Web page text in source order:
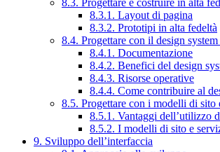
8.3.1. Layout di pagina
8.3.2. Prototipi in alta fedeltà
8.4. Progettare con il design
8.4.1. Documentazione
8.4.2. Benefici del design
8.4.3. Risorse operative
8.4.4. Come contribuire al
8.5. Progettare con i modelli di sito
8.5.1. Vantaggi dell’utilizzo
8.5.2. I modelli di sito e
9. Sviluppo dell’interfaccia